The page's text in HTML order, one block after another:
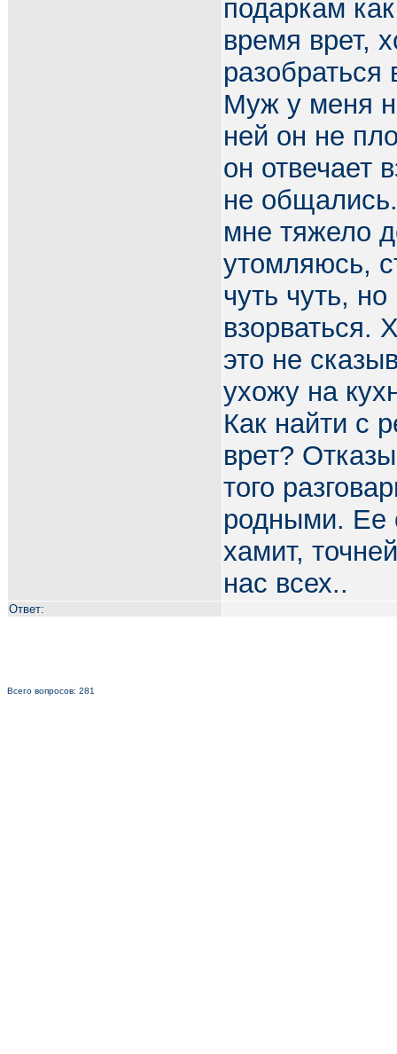
подаркам
время врет,
разобраться
Муж у меня
ней он не
он отвечает
не
мне тяжело
утомляюсь,
чуть чуть,
взорваться.
это не
ухожу на
Как найти с
врет?
того
родными. Ее
хамит,
нас всех..
Ответ:
Всего вопросов: 281